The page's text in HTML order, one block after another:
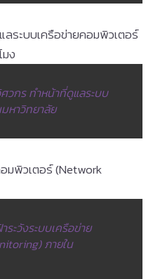
ลระบบเครือข่ายคอมพิวเตอร์
ง
วกร ทำหน้าที่ดูแลระบบ
หาวิทยาลัย
อมพิวเตอร์ (Network
ะวังระบบเครือข่าย
ภายใน